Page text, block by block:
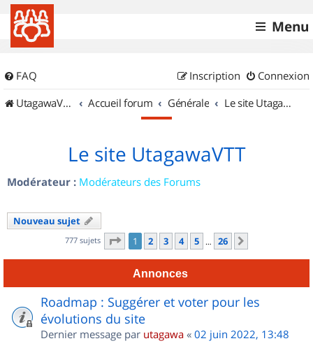
Menu
FAQ Connexion
Inscription
UtagawaVTT (Randos VTT et VTTAE avec traces GPS)
Accueil forum Générale Le site UtagawaVTT
Le site UtagawaVTT
Modérateur : Modérateurs des Forums
Nouveau sujet
777 sujets Page 1sur
1 2 3 4 5 … 26
Annonces
Roadmap : Suggérer et voter pour les
évolutions du site
Dernier message par utagawa « 02 juin 2022, 13:48